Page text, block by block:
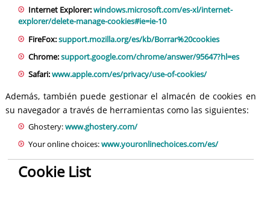
Internet Explorer:windows.microsoft.com/es-xl/internet-
explorer/delete-manage-cookies#ie=ie-10
FireFox:support.mozilla.org/es/kb/Borrar%20cookies
Chrome:support.google.com/chrome/answer/95647?hl=es
Safari:www.apple.com/es/privacy/use-of-cookies/
Además, también puede gestionar el almacén de cookies en
su navegador a través de herramientas como las siguientes:
Ghostery:www.ghostery.com/
Your online choices:www.youronlinechoices.com/es/
Cookie List